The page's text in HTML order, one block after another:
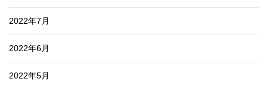
2022年7月
2022年6月
2022年5月